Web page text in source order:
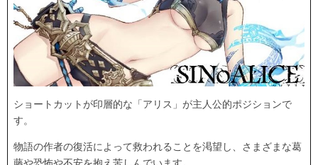
ショートカットが印層的な「アリス」が主人公的ポジションで
す。
物語の作者の復活によって救われることを渇望し、さまざまな葛
藤や恐怖や不安を抱え苦しんでいます。